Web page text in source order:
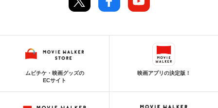
ムビチケ・映画グッズの
ECサイト
映画アプリの決定版！